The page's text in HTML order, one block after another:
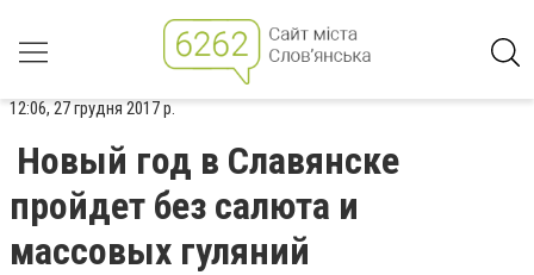
12:06, 27 грудня 2017 р.
Новый год в Славянске
пройдет без салюта и
массовых гуляний